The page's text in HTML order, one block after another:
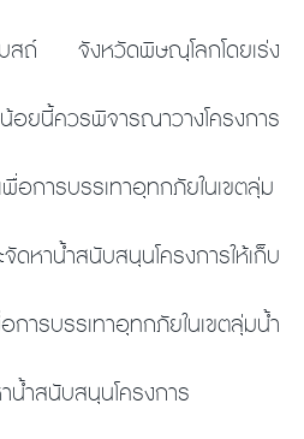
โบสถ์ จังหวัดพิษณุโลกโดยเร่ง
อยนี้ควรพิจารณาวางโครงการ
พื่อการบรรเทาอุทกภัยในเขตลุ่ม
หาน้ำสนับสนุนโครงการให้เก็บ
ารบรรเทาอุทกภัยในเขตลุ่มน้ำ
น้ำสนับสนุนโครงการ